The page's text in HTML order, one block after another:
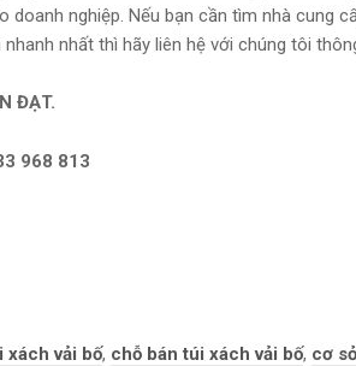
doanh nghiệp. Nếu bạn cần tìm nhà cung
nhất thì hãy liên hệ với chúng tôi
ĐẠT.
968 813
xách vải bố, chỗ bán túi xách vải bố, cơ